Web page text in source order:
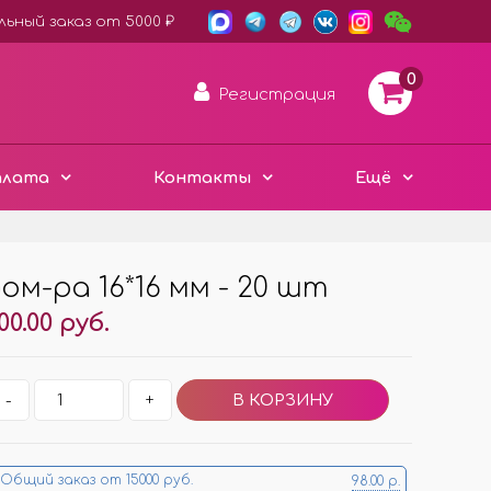
заказ от 5000 ₽
Регистрация
0
Контакты Ещё
АРОМА ДИСКИ ВОЙЛОК
ПЛАСТИК ХАМЕЛЕОН
ЧЁРНЫЙ СТИЛЬ
МИНИ ИЗДЕЛИЯ
ра 16*16 мм - 20 шт
руб.
- +
Общий заказ от 15000 руб. 98.00 р.